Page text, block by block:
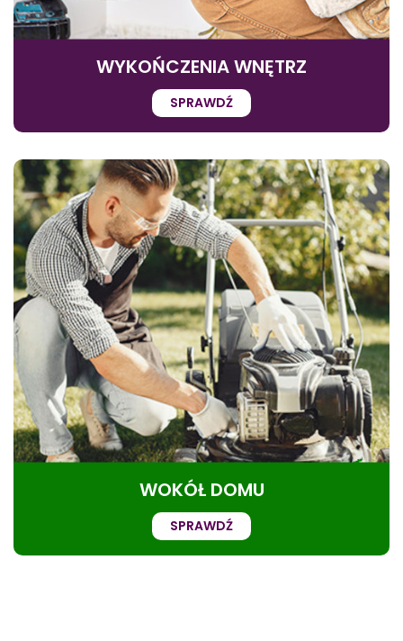
WYKOŃCZENIA WNĘTRZ
SPRAWDŹ
WOKÓŁ DOMU
SPRAWDŹ